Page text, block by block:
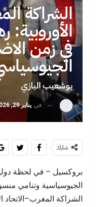
الشراكة
الأوروبية:
في زمن
بوشعيب البازي
في يناير 29, 2026
شارك
بروكسيل – في لحظة
الجيوسياسية وتنامي
الشراكة